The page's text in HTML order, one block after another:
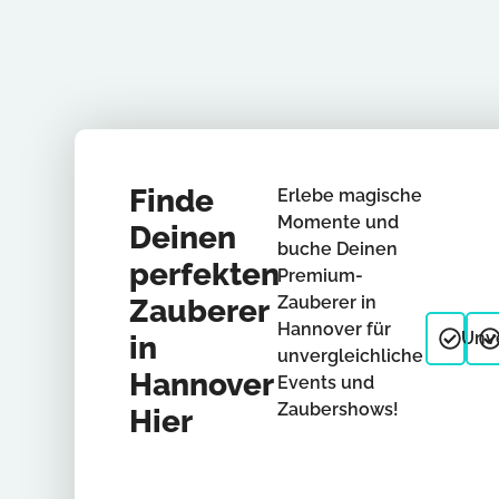
Finde
Deinen
perfekten
Zauberer
in
Hannover
Hier
Erlebe magische
Momente und
buche Deinen
Premium-
Zauberer in
Hannover für
unvergleichliche
Events und
Zaubershows!